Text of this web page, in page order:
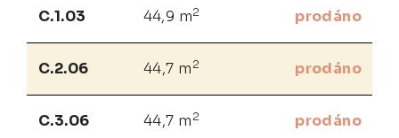
C.1.03 44,9 m2 prodáno
C.2.06 44,7 m 2 prodáno
C.3.06 44,7 m 2 prodáno